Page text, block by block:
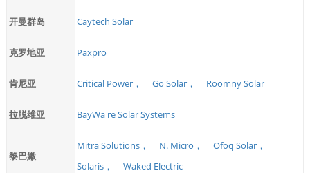
开曼群岛 Caytech Solar
克罗地亚 Paxpro
肯尼亚 Critical Power， Go Solar， Roomny Solar
拉脱维亚 BayWa re Solar Systems
黎巴嫩
Mitra Solutions， N. Micro，
Ofoq Solar，
Solaris，
Waked Electric